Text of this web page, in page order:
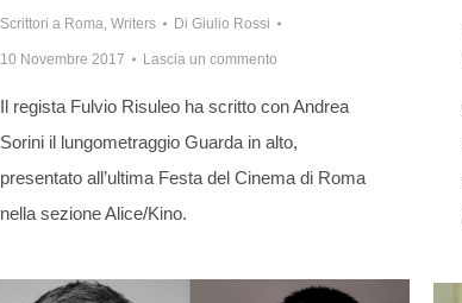
Scrittori a Roma, Writers Di Giulio Rossi
10 Novembre 2017 Lascia un commento
Il regista Fulvio Risuleo ha scritto con Andrea
Sorini il lungometraggio Guarda in alto,
presentato all’ultima Festa del Cinema di Roma
nella sezione Alice/Kino.